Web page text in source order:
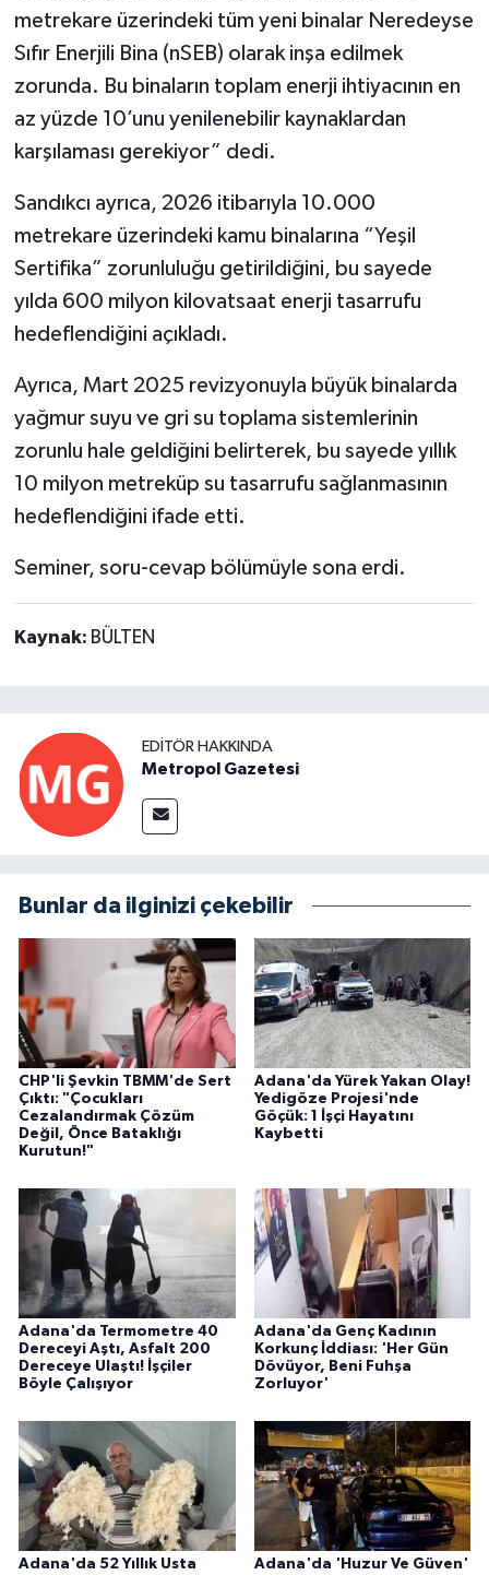
metrekare üzerindeki tüm yeni binalar Neredeyse
Sıfır Enerjili Bina (nSEB) olarak inşa edilmek
zorunda. Bu binaların toplam enerji ihtiyacının en
az yüzde 10’unu yenilenebilir kaynaklardan
karşılaması gerekiyor” dedi.
Sandıkcı ayrıca, 2026 itibarıyla 10.000
metrekare üzerindeki kamu binalarına “Yeşil
Sertifika” zorunluluğu getirildiğini, bu sayede
yılda 600 milyon kilovatsaat enerji tasarrufu
hedeflendiğini açıkladı.
Ayrıca, Mart 2025 revizyonuyla büyük binalarda
yağmur suyu ve gri su toplama sistemlerinin
zorunlu hale geldiğini belirterek, bu sayede yıllık
10 milyon metreküp su tasarrufu sağlanmasının
hedeflendiğini ifade etti.
Seminer, soru-cevap bölümüyle sona erdi.
Kaynak: BÜLTEN
EDITÖR HAKKINDA
Metropol Gazetesi
Bunlar da ilginizi çekebilir
CHP'li Şevkin TBMM'de Sert
Çıktı: "Çocukları
Cezalandırmak Çözüm
Değil, Önce Bataklığı
Kurutun!"
Adana'da Yürek Yakan Olay!
Yedigöze Projesi'nde
Göçük: 1 İşçi Hayatını
Kaybetti
Adana'da Termometre 40
Dereceyi Aştı, Asfalt 200
Dereceye Ulaştı! İşçiler
Böyle Çalışıyor
Adana'da Genç Kadının
Korkunç İddiası: 'Her Gün
Dövüyor, Beni Fuhşa
Zorluyor'
Adana'da 52 Yıllık Usta
Adana'da 'Huzur Ve Güven'